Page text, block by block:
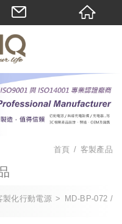
首頁 客製產品
製化行動電源 MD-BP-072